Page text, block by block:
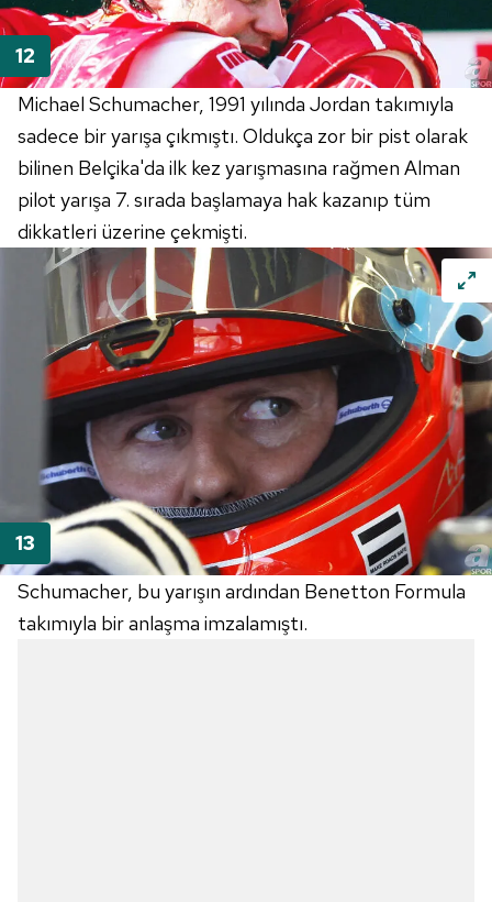
Michael Schumacher, 1991 yılında Jordan takımıyla
sadece bir yarışa çıkmıştı. Oldukça zor bir pist olarak
bilinen Belçika'da ilk kez yarışmasına rağmen Alman
pilot yarışa 7. sırada başlamaya hak kazanıp tüm
dikkatleri üzerine çekmişti.
Schumacher, bu yarışın ardından Benetton Formula
takımıyla bir anlaşma imzalamıştı.